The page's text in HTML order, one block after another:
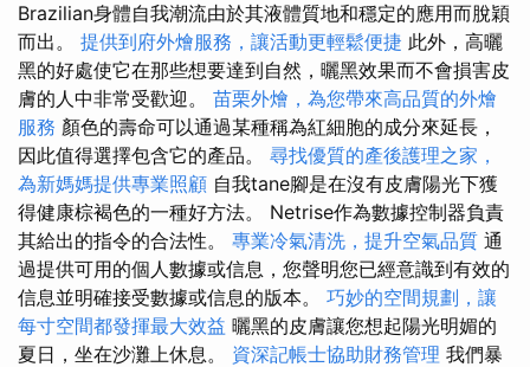
Brazilian身體自我潮流由於其液體質地和穩定的應用而脫穎
而出。 提供到府外燴服務，讓活動更輕鬆便捷 此外，高曬
黑的好處使它在那些想要達到自然，曬黑效果而不會損害皮
膚的人中非常受歡迎。 苗栗外燴，為您帶來高品質的外燴
服務 顏色的壽命可以通過某種稱為紅細胞的成分來延長，
因此值得選擇包含它的產品。 尋找優質的產後護理之家，
為新媽媽提供專業照顧 自我tane腳是在沒有皮膚陽光下獲
得健康棕褐色的一種好方法。 Netrise作為數據控制器負責
其給出的指令的合法性。 專業冷氣清洗，提升空氣品質 通
過提供可用的個人數據或信息，您聲明您已經意識到有效的
信息並明確接受數據或信息的版本。 巧妙的空間規劃，讓
每寸空間都發揮最大效益 曬黑的皮膚讓您想起陽光明媚的
夏日，坐在沙灘上休息。 資深記帳士協助財務管理 我們暴